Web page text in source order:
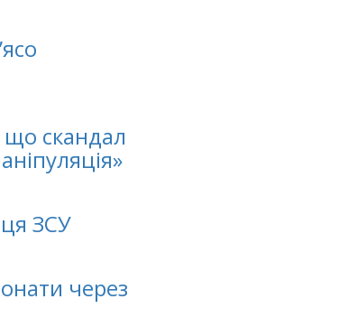
скандал
ЗСУ
через